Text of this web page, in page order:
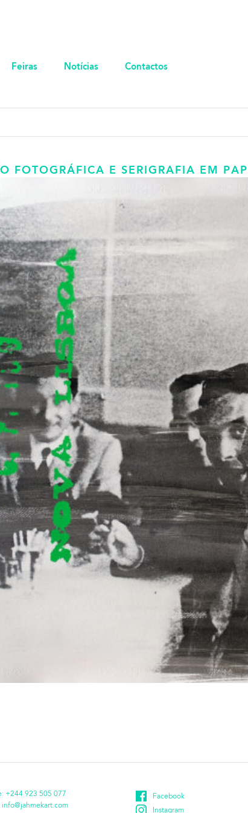
Feiras Notícias Contactos
FOTOGRÁFICA E SERIGRAFIA EM
+244 923 505 077
info@jahmekart.com
Facebook
Instagram